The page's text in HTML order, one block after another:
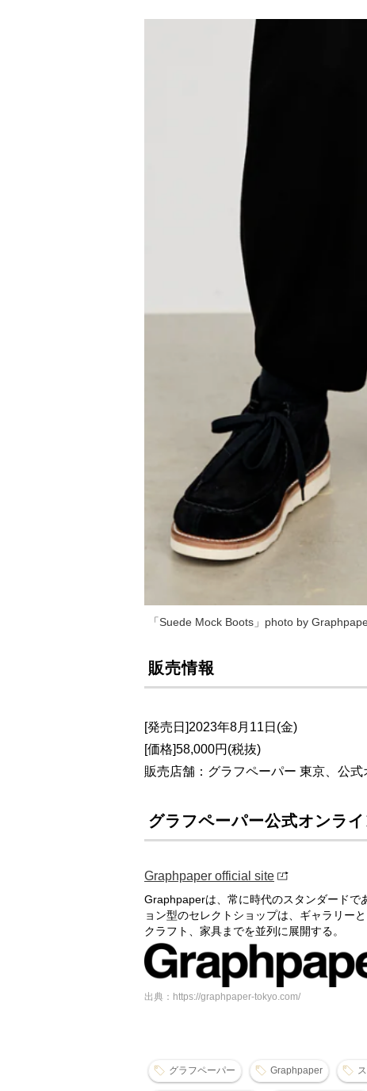
「Suede Mock Boots」photo by
販売情報
[発売日]2023年8月11日(金)
[価格]58,000円(税抜)
販売店舗：グラフペーパー 東京、公
グラフペーパー公式オンラ
Graphpaper official site
Graphpaperは、常に時代のスタンダードで
ョン型のセレクトショップは、ギャラリー
クラフト、家具までを並列に展開する。
出典：https://graphpaper-tokyo.com/
グラフペーパー Graphpaper